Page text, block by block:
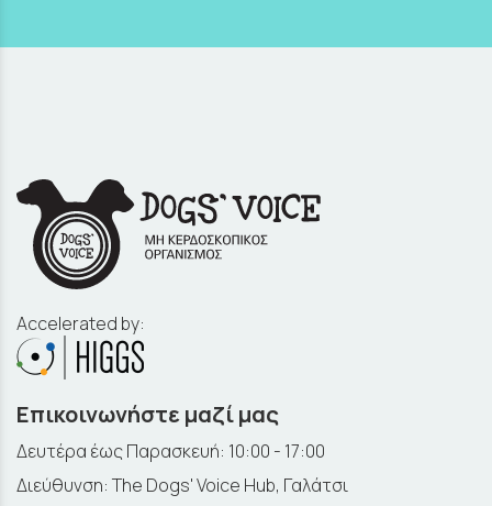
Accelerated by:
Επικοινωνήστε μαζί μας
Δευτέρα έως Παρασκευή: 10:00 - 17:00
Διεύθυνση: The Dogs' Voice Hub, Γαλάτσι